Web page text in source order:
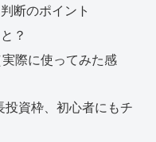
断のポイント
？
際に使ってみた感
資枠、初心者にもチ